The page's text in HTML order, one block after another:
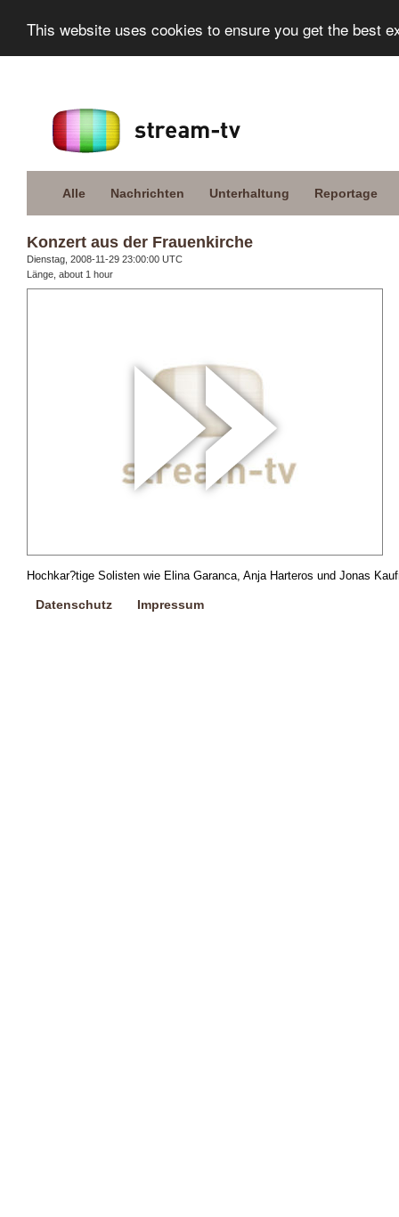
This website uses cookies to ensure you get the best
Alle Nachrichten Unterhaltung Reportage
Konzert aus der Frauenkirche
Dienstag, 2008-11-29 23:00:00 UTC
Länge, about 1 hour
Hochkar?tige Solisten wie Elina Garanca, Anja Harteros und Jonas
Datenschutz Impressum